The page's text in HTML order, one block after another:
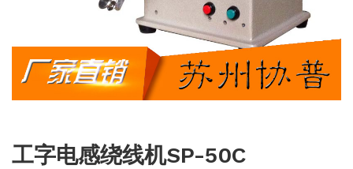
工字电感绕线机SP-50C